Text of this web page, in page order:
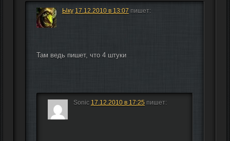
Ыку 17.12.2010 в 13:07 пишет:
Там ведь пишет, что 4 штуки
Sonic 17.12.2010 в 17:25 пишет: